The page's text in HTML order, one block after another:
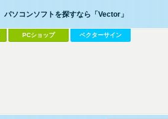
パソコンソフトを探すなら「Vector」
PCショップ ベクターサイン